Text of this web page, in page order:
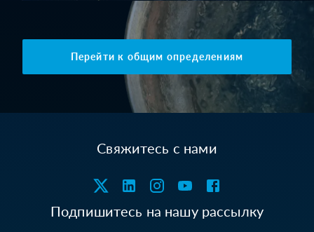
Перейти к общим определениям
Свяжитесь с нами
Подпишитесь на нашу рассылку